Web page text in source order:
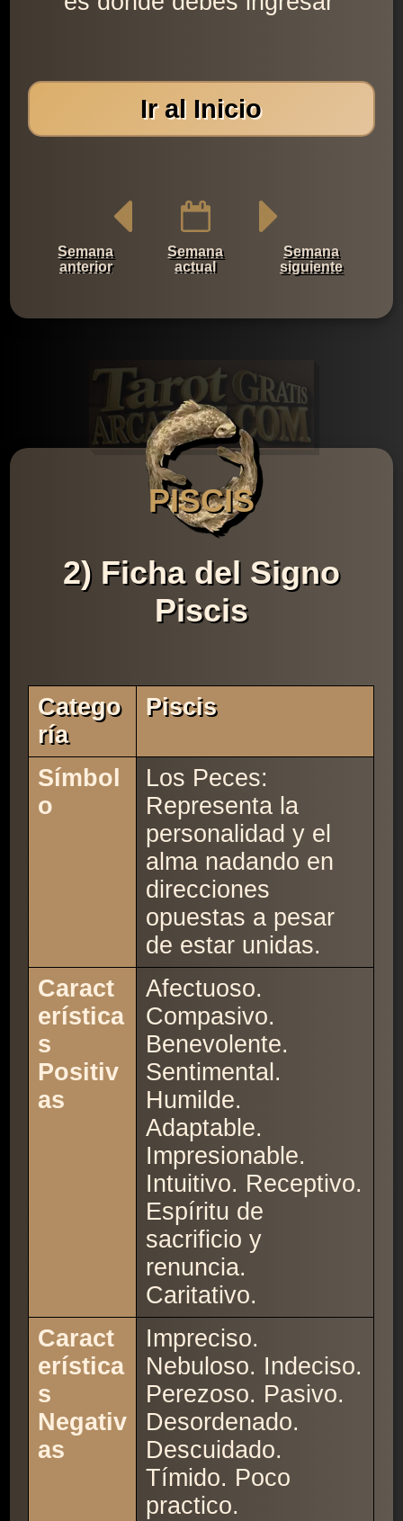
Ir al Inicio
Semana
anterior
Semana
actual
Semana
siguiente
PISCIS
2) Ficha del Signo
Piscis
Catego
Ría
Piscis
Símbol
o
Los Peces:
Representa la
personalidad y el
alma nadando en
direcciones
opuestas a pesar
de estar unidas.
Caract
erística
s
Positiv
as
Afectuoso.
Compasivo.
Benevolente.
Sentimental.
Humilde.
Adaptable.
Impresionable.
Intuitivo. Receptivo.
Espíritu de
sacrificio y
renuncia.
Caritativo.
Caract
erística
s
Negativ
as
Impreciso.
Nebuloso. Indeciso.
Perezoso. Pasivo.
Desordenado.
Descuidado.
Tímido. Poco
practico.